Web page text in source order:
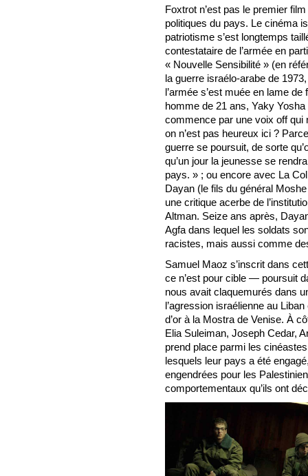
Foxtrot n’est pas le premier
politiques du pays. Le cinéma
patriotisme s’est longtemps
contestataire de l’armée en
« Nouvelle Sensibilité » (en
la guerre israélo-arabe de
l’armée s’est muée en lame
homme de 21 ans, Yaky
commence par une voix off qui
on n’est pas heureux ici ?
guerre se poursuit, de sorte
qu’un jour la jeunesse se
pays. » ; ou encore avec La
Dayan (le fils du général
une critique acerbe de
Altman. Seize ans après,
Agfa dans lequel les soldats
racistes, mais aussi comme
Samuel Maoz s’inscrit dans
ce n’est pour cible — poursuit
nous avait claquemurés dans
l’agression israélienne au
d’or à la Mostra de Venise. À
Elia Suleiman, Joseph Cedar,
prend place parmi les
lesquels leur pays a été
engendrées pour les
comportementaux qu’ils ont